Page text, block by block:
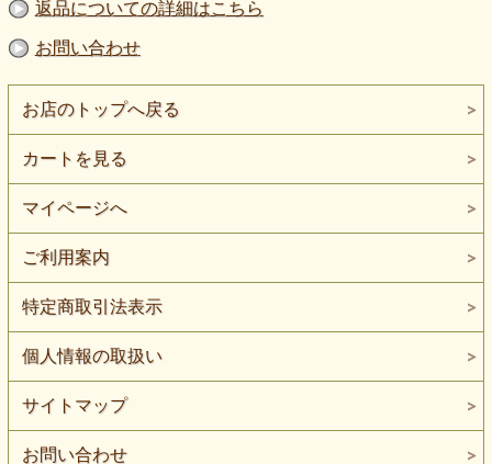
返品についての詳細はこちら
お問い合わせ
お店のトップへ戻る
カートを見る
マイページへ
ご利用案内
特定商取引法表示
個人情報の取扱い
サイトマップ
お問い合わせ